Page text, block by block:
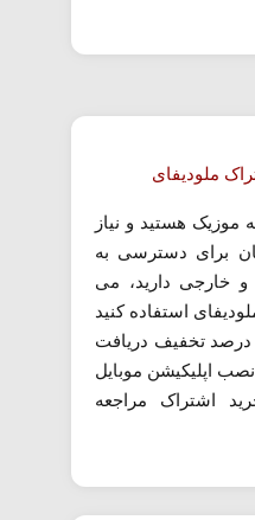
موزیک هستید و نیاز
برای دسترسی به
و خارجی دارید، می
استفاده کنید
و در خرید اشتراک تا 75 درصد تخفیف دریافت
اپلیکیشن موبایل
اشتراک مراجعه